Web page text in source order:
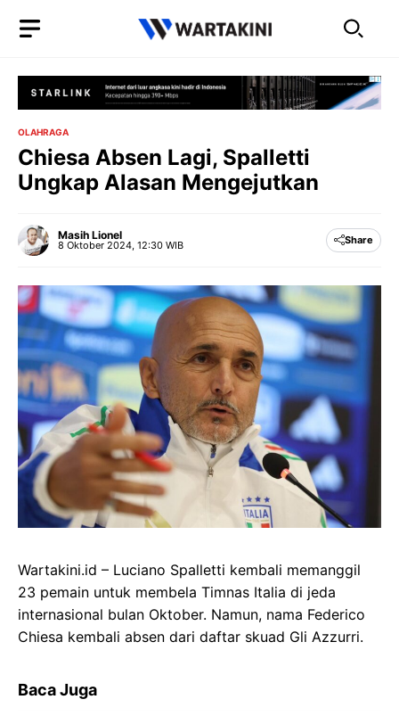
OLAHRAGA
Chiesa Absen Lagi, Spalletti
Ungkap Alasan Mengejutkan
Masih Lionel
8 Oktober 2024, 12:30 WIB Share
Wartakini.id – Luciano Spalletti kembali memanggil
23 pemain untuk membela Timnas Italia di jeda
internasional bulan Oktober. Namun, nama Federico
Chiesa kembali absen dari daftar skuad Gli Azzurri.
Baca Juga